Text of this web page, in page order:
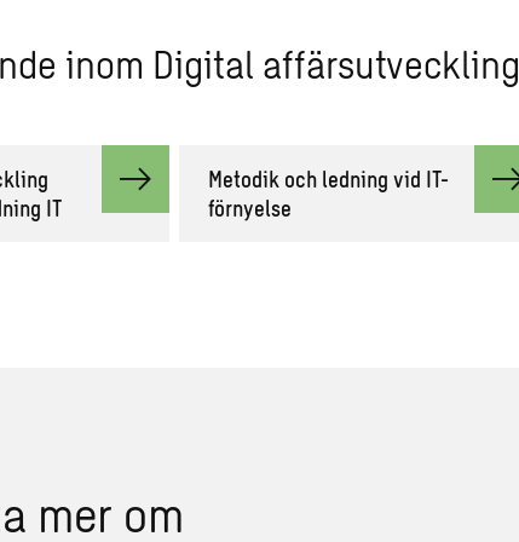
inom Digital affärsutveckling
IT
Metodik och ledning vid IT-
förnyelse
mer om